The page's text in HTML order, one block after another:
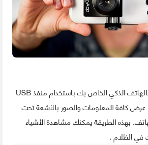
Therm-App يتصل بالهاتف الذكي الخاص بك باستخدام منفذ USB
كافة المعلومات والصور بالأشعة تحت
بهذه الطريقة يمكنك مشاهدة الأشياء
في الظلام .